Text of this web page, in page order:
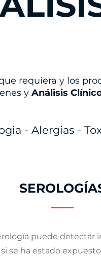
requiera y los
y Análisis
- Alergias -
puede detectar
si se ha estado